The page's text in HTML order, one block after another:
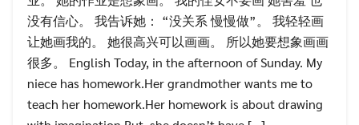
没有信心。 我告诉她： “没关系 慢慢做”。 我轻轻画
让她画我的。 她很高兴可以画画。 所以她要想象画画
很多。 English Today, in the afternoon of Sunday. My
niece has homework.Her grandmother wants me to
teach her homework.Her homework is about drawing